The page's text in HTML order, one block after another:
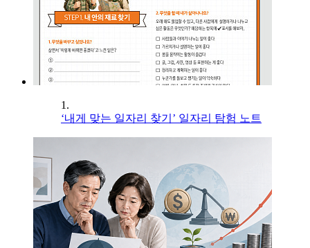
1.
‘내게 맞는 일자리 찾기’ 일자리 탐험 노트